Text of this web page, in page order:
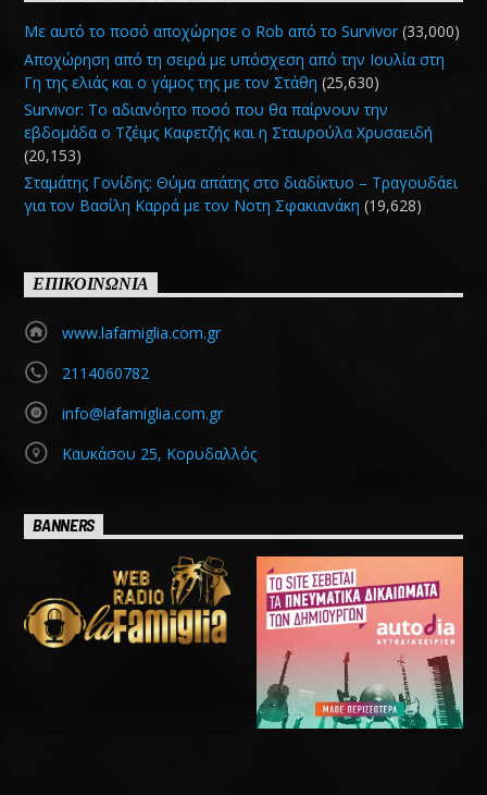
Με αυτό το ποσό αποχώρησε ο Rob από το Survivor (33,000)
Αποχώρηση από τη σειρά με υπόσχεση από την Ιουλία στη
Γη της ελιάς και ο γάμος της με τον Στάθη (25,630)
Survivor: Το αδιανόητο ποσό που θα παίρνουν την
εβδομάδα ο Τζέιμς Καφετζής και η Σταυρούλα Χρυσαειδή
(20,153)
Σταμάτης Γονίδης: Θύμα απάτης στο διαδίκτυο – Τραγουδάει
για τον Βασίλη Καρρά με τον Νοτη Σφακιανάκη (19,628)
ΕΠΙΚΟΙΝΩΝΙΑ
www.lafamiglia.com.gr
2114060782
info@lafamiglia.com.gr
Καυκάσου 25, Κορυδαλλός
BANNERS